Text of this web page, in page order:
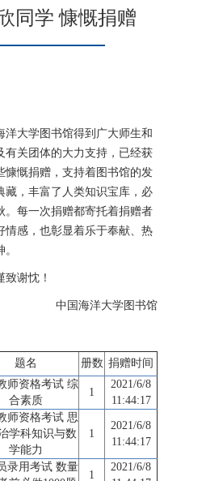
同学 慷慨捐赠
洋大学图书馆得到广大师生和
有关团体的大力支持，已经获
慷慨捐赠，支持着图书馆的发
藏，丰富了人类知识宝库，必
。每一次捐赠都寄托着捐赠者
情感，也彰显着乐于奉献、热
谢忱！
中国海洋大学图书馆
题名 册数 捐赠时间
师资格考试 综
合素质
1
2021/6/8
11:44:17
师资格考试 思
学科知识与数
学能力
1
2021/6/8
11:44:17
录用考试 数量
1
2021/6/8